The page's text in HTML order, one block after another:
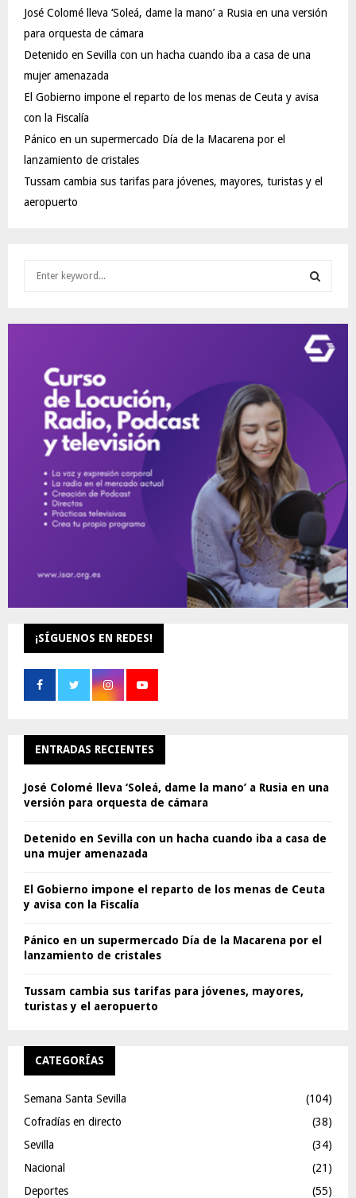
José Colomé lleva ‘Soleá, dame la mano’ a Rusia en una versión
para orquesta de cámara
Detenido en Sevilla con un hacha cuando iba a casa de una
mujer amenazada
El Gobierno impone el reparto de los menas de Ceuta y avisa
con la Fiscalía
Pánico en un supermercado Día de la Macarena por el
lanzamiento de cristales
Tussam cambia sus tarifas para jóvenes, mayores, turistas y el
aeropuerto
E
¡SÍGUENOS EN REDES!
ENTRADAS RECIENTES
José Colomé lleva ‘Soleá, dame la mano’ a Rusia en una
versión para orquesta de cámara
Detenido en Sevilla con un hacha cuando iba a casa de
una mujer amenazada
El Gobierno impone el reparto de los menas de Ceuta
y avisa con la Fiscalía
Pánico en un supermercado Día de la Macarena por el
lanzamiento de cristales
Tussam cambia sus tarifas para jóvenes, mayores,
turistas y el aeropuerto
CATEGORÍAS
Semana Santa Sevilla
(104)
Cofradías en directo
(38)
Sevilla
(34)
Nacional
(21)
Deportes
(55)